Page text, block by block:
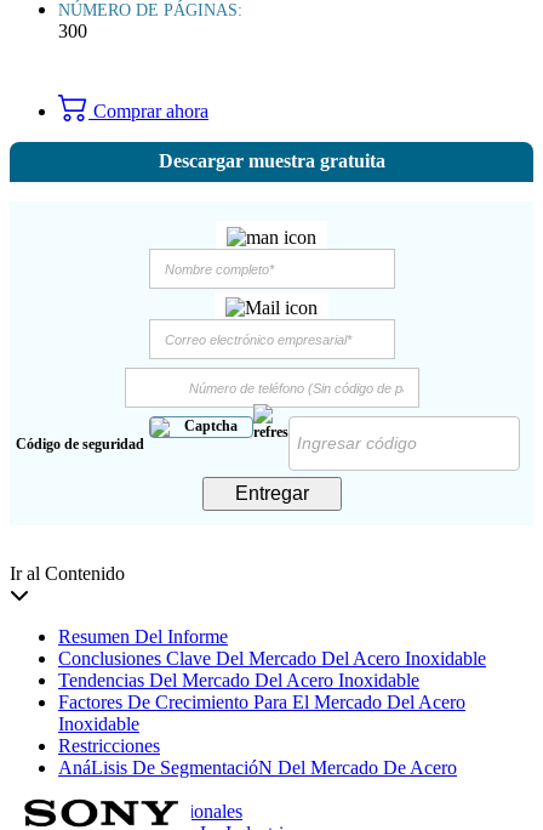
NÚMERO DE PÁGINAS:
300
Comprar ahora
Descargar muestra gratuita
Código de seguridad
Entregar
Ir al Contenido
Resumen Del Informe
Conclusiones Clave Del Mercado Del Acero Inoxidable
Tendencias Del Mercado Del Acero Inoxidable
Factores De Crecimiento Para El Mercado Del Acero
Inoxidable
Restricciones
AnáLisis De SegmentacióN Del Mercado De Acero
Perspectivas Regionales